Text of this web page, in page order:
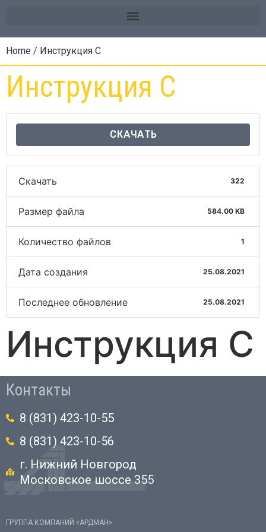
Home / Инструкция C
Инструкция C
СКАЧАТЬ
Скачать 322
Размер файла 584.00 KB
Количество файлов 1
Дата создания 25.08.2021
Последнее обновление 25.08.2021
Инструкция C
Контакты
8 (831) 423-10-55
8 (831) 423-10-56
г. Нижний Новгород
Московское шоссе 355
ГРУППА КОМПАНИЙ «АРДМАН»